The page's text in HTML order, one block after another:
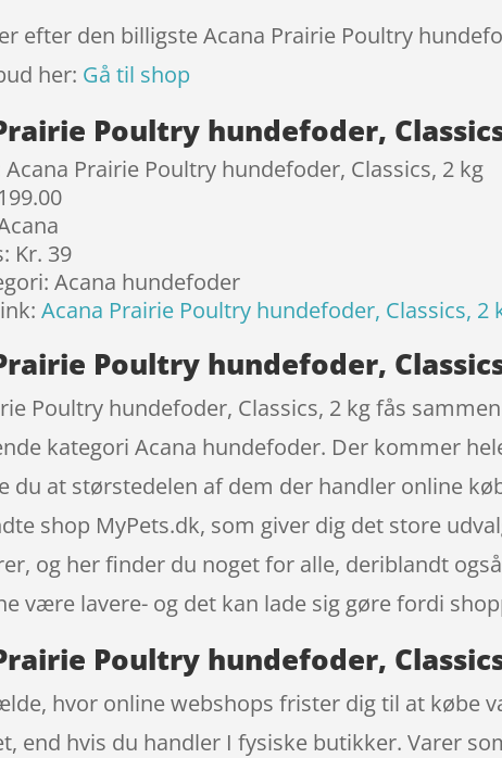
efter den billigste Acana Prairie Poultry
her: Gå til shop
Poultry hundefoder,
Prairie Poultry hundefoder, Classics, 2 kg
Kr. 39
Acana hundefoder
Acana Prairie Poultry hundefoder, Classics, 2
Poultry hundefoder,
Poultry hundefoder, Classics, 2 kg fås
kategori Acana hundefoder. Der kommer
du at størstedelen af dem der handler online
shop MyPets.dk, som giver dig det store
og her finder du noget for alle, deriblandt
være lavere- og det kan lade sig gøre fordi
Poultry hundefoder,
hvor online webshops frister dig til at købe
end hvis du handler I fysiske butikker. Varer